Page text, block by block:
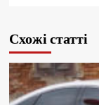
Схожі статті